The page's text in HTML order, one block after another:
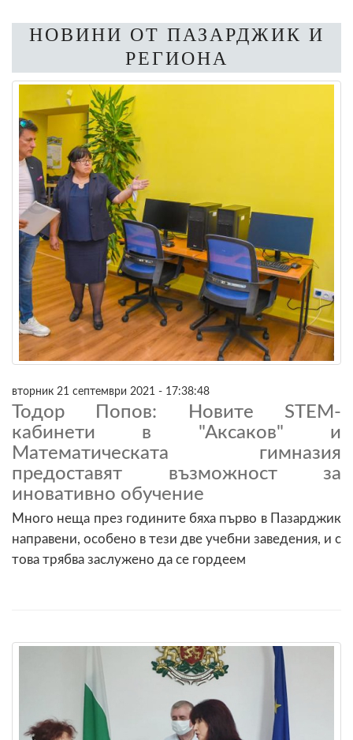
НОВИНИ ОТ ПАЗАРДЖИК И
РЕГИОНА
вторник 21 септември 2021 - 17:38:48
Тодор Попов: Новите STEM-
кабинети в "Аксаков" и
Математическата гимназия
предоставят възможност за
иновативно обучение
Много неща през годините бяха първо в Пазарджик
направени, особено в тези две учебни заведения, и с
това трябва заслужено да се гордеем